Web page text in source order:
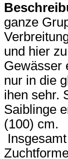
ganze
und hier
Gewässer
nur in die
ihen sehr.
Saiblinge
(100) cm.